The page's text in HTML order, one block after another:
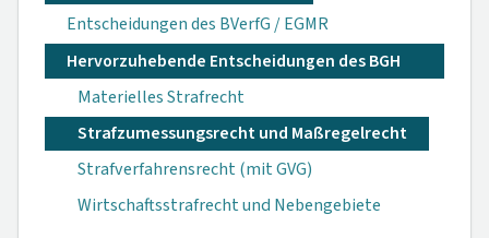
Entscheidungen des BVerfG / EGMR
Hervorzuhebende Entscheidungen des BGH
Materielles Strafrecht
Strafzumessungsrecht und Maßregelrecht
Strafverfahrensrecht (mit GVG)
Wirtschaftsstrafrecht und Nebengebiete